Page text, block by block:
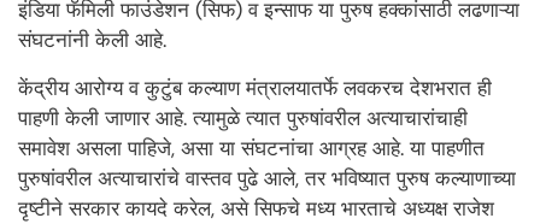
इंडिया फॅमिली फाउंडेशन (सिफ) व इन्साफ या पुरुष हक्कांसाठी लढणाऱ्या
संघटनांनी केली आहे.
केंद्रीय आरोग्य व कुटुंब कल्याण मंत्रालयातर्फे लवकरच देशभरात ही
पाहणी केली जाणार आहे. त्यामुळे त्यात पुरुषांवरील अत्याचारांचाही
समावेश असला पाहिजे, असा या संघटनांचा आग्रह आहे. या पाहणीत
पुरुषांवरील अत्याचारांचे वास्तव पुढे आले, तर भविष्यात पुरुष कल्याणाच्या
दृष्टीने सरकार कायदे करेल, असे सिफचे मध्य भारताचे अध्यक्ष राजेश